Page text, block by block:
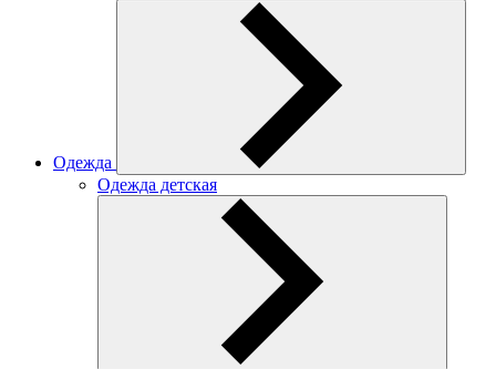
Одежда
Одежда детская